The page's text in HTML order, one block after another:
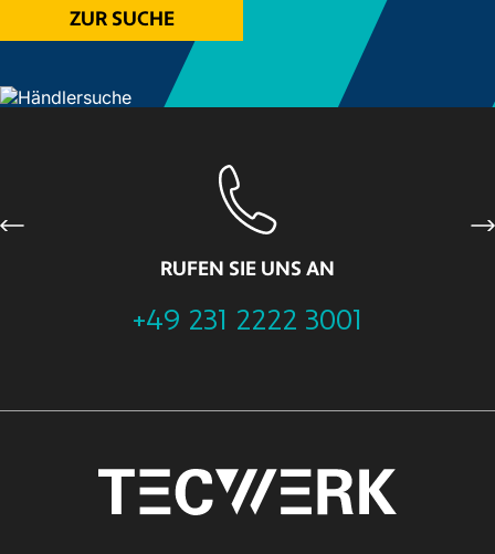
ZUR SUCHE
RUFEN SIE UNS AN
+49 231 2222 3001
Previous